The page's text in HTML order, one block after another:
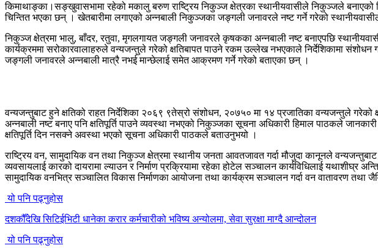
किमाथाङ्का।सङ्खुवासभामा रहेको मकालु बरुण राष्ट्रिय निकुञ्ज क्षेत्रका स्थानीयवासीले निकुञ्जले बनाएको
चिन्तित भएका छन् । खेतबारीमा लगाएको अन्नबाली निकुञ्जका जङ्गली जनावरले नष्ट गर्ने गरेको
निकुञ्ज क्षेत्रमा भालु, बाँदर, रतुवा, मृगलगायत जङ्गली जनावरले कृषकका अन्नबाली नष्ट बनाएपछि
कार्यक्रममा सरोकारवालाहरुले वन्यजन्तुले गरेको क्षतिबापत पाउने रकम उल्लेख नभएकाले निर्देशिकामा संशोधन
जङ्गली जनावरले अन्नबाली मात्रै नभई मान्छेलाई समेत आक्रमण गर्ने गरेको बताएका छन् ।
वन्यजन्तुबाट हुने क्षतिको राहत निर्देशिका २०६९ ९तेस्रो संशोधन, २०७५० मा १४ प्रजातिका वन्यजन्तुले
अन्नबाली नष्ट बनाए पनि क्षतिपूर्ति पाउने व्यवस्था नभएको निकुञ्जका सूचना अधिकारी हिमाल पाठकले
क्षतिपूर्ति दिन नसक्ने अवस्था भएको सूचना अधिकारी पाठकले बताउनुभयो ।
राष्ट्रिय वन, सामुदायिक वन तथा निकुञ्ज क्षेत्रमा स्थानीय जनता आवतजावत गर्दा मौजुदा कानूनले वन्यजन्तुबाट
व्यवसायलाई कारको दायरामा ल्याउन र निर्माण प्रक्रियामा रहेका होटेल सञ्चालन कार्यविधिलाई यथाशीघ्र
सामुदायिक वनभित्र सञ्चालित विकास निर्माणका आयोजना तथा कार्यक्रम सञ्चालन गर्दा वन वातावरण तथा
यो पनि पढ्नुहोस
दशकौँदेखि सिटिईभिटी धानेका करार कर्मचारीको भविष्य अन्योलमा, सेवा सुरक्षा माग्दै आन्दोलन
यो पनि पढ्नुहोस